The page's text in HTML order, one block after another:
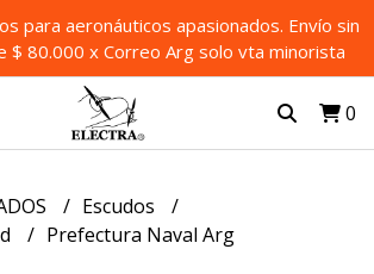
para aeronáuticos apasionados. Envío sin
$ 80.000 x Correo Arg solo vta minorista
0
Escudos
Prefectura Naval Arg